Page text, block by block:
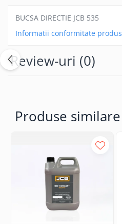
BUCSA DIRECTIE JCB 535
Informatii conformitate produs
Review-uri (0)
Produse similare